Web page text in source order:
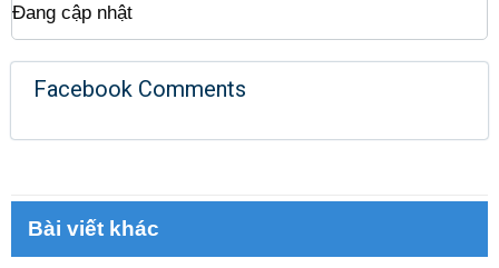
Đang cập nhật
Facebook Comments
Bài viết khác